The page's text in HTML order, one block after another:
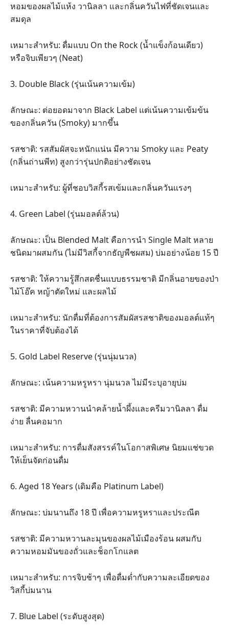
หอมของผลไม้แห้ง วานิลลา และกลิ่นควันไฟที่ชัดเจนและ
สมดุล
​เหมาะสำหรับ: ดื่มแบบ On the Rock (น้ำแข็งก้อนเดียว)
หรือจิบเพียวๆ (Neat)
​3. Double Black (รุ่นเน้นความเข้ม)
​ลักษณะ: ต่อยอดมาจาก Black Label แต่เน้นความเข้มข้น
ของกลิ่นควัน (Smoky) มากขึ้น
​รสชาติ: รสสัมผัสจะหนักแน่น มีความ Smoky และ Peaty
(กลิ่นถ่านพีท) สูงกว่ารุ่นปกติอย่างชัดเจน
​เหมาะสำหรับ: ผู้ที่ชอบวิสกี้รสเข้มและกลิ่นควันแรงๆ
​4. Green Label (รุ่นมอลต์ล้วน)
​ลักษณะ: เป็น Blended Malt คือการนำ Single Malt หลาย
ชนิดมาผสมกัน (ไม่มีวิสกี้จากธัญพืชผสม) บ่มอย่างน้อย 15 ปี
​รสชาติ: ให้ความรู้สึกสดชื่นแบบธรรมชาติ มีกลิ่นอายของป่า
ไม้โอ๊ค หญ้าตัดใหม่ และผลไม้
​เหมาะสำหรับ: นักดื่มที่ต้องการสัมผัสรสชาติของมอลต์แท้ๆ
ในราคาที่จับต้องได้
​5. Gold Label Reserve (รุ่นนุ่มนวล)
​ลักษณะ: เน้นความหรูหรา นุ่มนวล ไม่มีระบุอายุบ่ม
​รสชาติ: มีความหวานนำคล้ายน้ำผึ้งและครีมวานิลลา ดื่ม
ง่าย ลื่นคอมาก
​เหมาะสำหรับ: การดื่มสังสรรค์ในโอกาสพิเศษ นิยมแช่ขวด
ให้เย็นจัดก่อนดื่ม
​6. Aged 18 Years (เดิมคือ Platinum Label)
​ลักษณะ: บ่มนานถึง 18 ปี เพื่อความหรูหราและประณีต
​รสชาติ: มีความหวานละมุนของผลไม้เมืองร้อน ผสมกับ
ความหอมมันของถั่วและช็อกโกแลต
​เหมาะสำหรับ: การจิบช้าๆ เพื่อดื่มด่ำกับความละเอียดของ
วิสกี้บ่มนาน
​7. Blue Label (ระดับสูงสุด)